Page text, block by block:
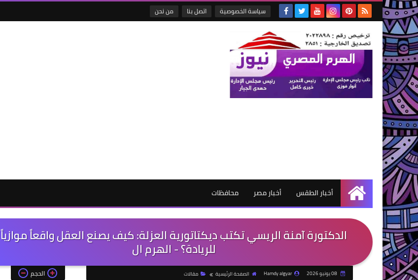
سياسة الخصوصية اتصل بنا من نحن
الرئيسية
أخبار الطقس أخبار مصر محافظات
الدكتورة آمنة الريسي تكتب ديكتاتورية العزلة: كيف يصنع العقل واقعاً موازياً
للريادة؟ - الهرم ال
08 يونيو 2026 Hamdy algyar الصفحة الرئيسية مقالات الحجم